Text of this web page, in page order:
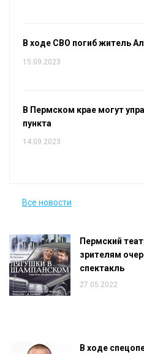
В ходе СВО погиб житель
15.09.2023
В Пермском крае могут
пункта
14.09.2023
Все новости
Пермский
зрителям
спектакль
27.05.2022
В ходе